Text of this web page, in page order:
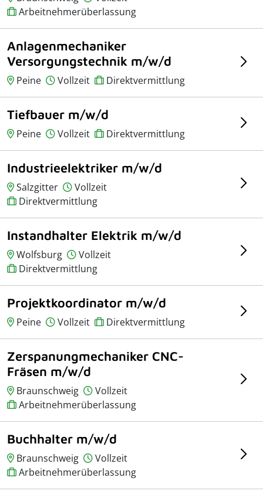
Arbeitnehmerüberlassung
Anlagenmechaniker
Versorgungstechnik m/w/d
Peine Vollzeit Direktvermittlung
Tiefbauer m/w/d
Peine Vollzeit Direktvermittlung
Industrieelektriker m/w/d
Salzgitter
Vollzeit
Direktvermittlung
Instandhalter Elektrik m/w/d
Wolfsburg
Vollzeit
Direktvermittlung
Projektkoordinator m/w/d
Peine Vollzeit Direktvermittlung
Zerspanungmechaniker CNC-
Fräsen m/w/d
Braunschweig
Vollzeit
Arbeitnehmerüberlassung
Buchhalter m/w/d
Braunschweig
Vollzeit
Arbeitnehmerüberlassung